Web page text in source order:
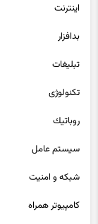
اينترنت
بدافزار
تبلیغات
تکنولوژی
روباتيك
سيستم عامل
شبكه و امنيت
كامپيوتر همراه